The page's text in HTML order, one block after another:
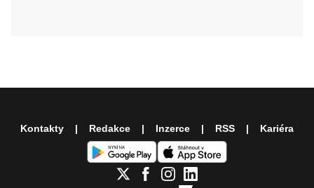
Kontakty Redakce Inzerce RSS Kariéra